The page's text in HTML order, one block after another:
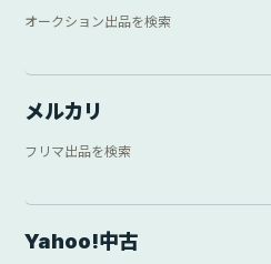
オークション出品を検索
メルカリ
フリマ出品を検索
Yahoo!中古